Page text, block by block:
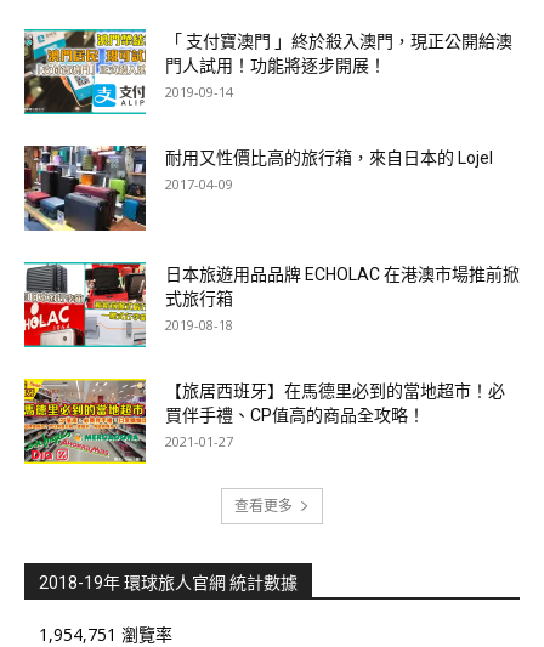
「 支付寶澳門 」終於殺入澳門，現正公開給澳
門人試用！功能將逐步開展！
2019-09-14
耐用又性價比高的旅行箱，來自日本的 Lojel
2017-04-09
日本旅遊用品品牌 ECHOLAC 在港澳市場推前掀
式旅行箱
2019-08-18
【旅居西班牙】在馬德里必到的當地超市！必
買伴手禮、CP值高的商品全攻略！
2021-01-27
查看更多
2018-19年 環球旅人官網 統計數據
1,954,751 瀏覽率